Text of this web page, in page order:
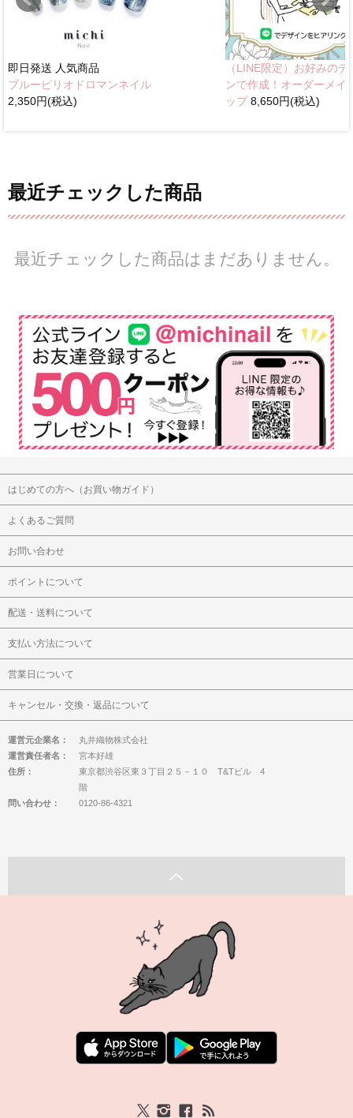
即日発送 人気商品
ブルーピリオドロマンネイル
2,350円(税込)
（LINE限定）お好みのデ
ンで作成！オーダーメイ
ップ8,650円(税込)
最近チェックした商品
最近チェックした商品はまだありません。
はじめての方へ（お買い物ガイド）
よくあるご質問
お問い合わせ
ポイントについて
配送・送料について
支払い方法について
営業日について
キャンセル・交換・返品について
運営元企業名：
丸井織物株式会社
運営責任者名：
宮本好雄
住所：
東京都渋谷区東３丁目２５－１０ T&Tビル 4
階
問い合わせ：
0120-86-4321